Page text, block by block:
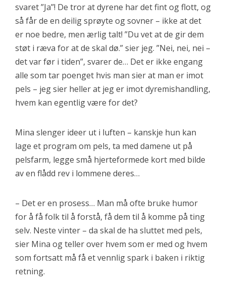
svaret ”Ja”! De tror at dyrene har det fint og flott, og
så får de en deilig sprøyte og sovner – ikke at det
er noe bedre, men ærlig talt! ”Du vet at de gir dem
støt i ræva for at de skal dø.” sier jeg. ”Nei, nei, nei –
det var før i tiden”, svarer de… Det er ikke engang
alle som tar poenget hvis man sier at man er imot
pels – jeg sier heller at jeg er imot dyremishandling,
hvem kan egentlig være for det?
Mina slenger ideer ut i luften – kanskje hun kan
lage et program om pels, ta med damene ut på
pelsfarm, legge små hjerteformede kort med bilde
av en flådd rev i lommene deres…
– Det er en prosess… Man må ofte bruke humor
for å få folk til å forstå, få dem til å komme på ting
selv. Neste vinter – da skal de ha sluttet med pels,
sier Mina og teller over hvem som er med og hvem
som fortsatt må få et vennlig spark i baken i riktig
retning.